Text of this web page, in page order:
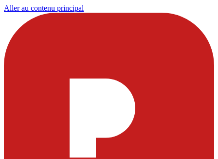
Aller au contenu principal